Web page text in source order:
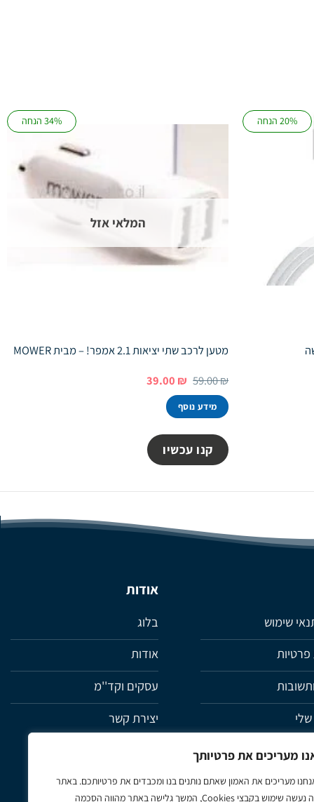
מעריכים את פרטיותך
מעריכים את האמון שאתם נותנים בנו ומכבדים את פרטיותכם. באתר
זה נעשה שימוש בקבצי Cookies, המשך גלישה באתר מהווה הסכמה
20% הנחה 34% הנחה
המלאי אזל
מטען לרכב שתי יציאות 2.1 אמפר! – מבית MOWER
59.00₪ המחיר
היה:
59.00 ₪.
39.00 ₪ המחיר
מידע נוסף
קנו עכשיו
שימוש
פרטיות
אודות
בלוג
אודות
עסקים וקד''מ
יצירת קשר